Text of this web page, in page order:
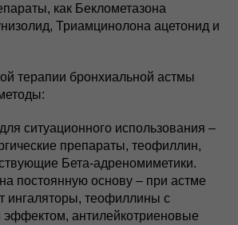
как Беклометазона
Триамцинолона ацетонид и
терапии бронхиальной астмы
ситуационного использования –
препараты, теофиллин,
Бета-адреномиметики.
постоянную основу – при астме
ингаляторы, теофиллины с
эффектом, антилейкотриеновые